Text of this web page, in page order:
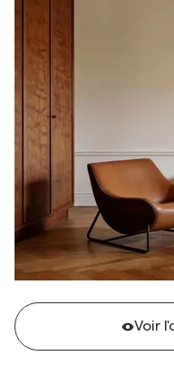
Voir